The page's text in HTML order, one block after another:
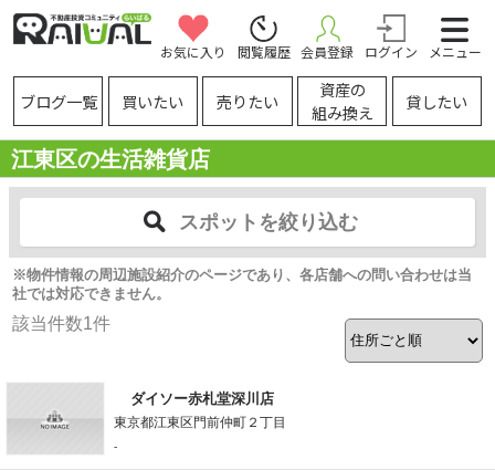
お気に入り 閲覧履歴 会員登録 ログイン メニュー
ブログ一覧 買いたい 売りたい
資産の
組み換え
貸したい
江東区の生活雑貨店
スポットを絞り込む
※物件情報の周辺施設紹介のページであり、各店舗への問い合わせは当
社では対応できません。
該当件数1件
ダイソー赤札堂深川店
東京都江東区門前仲町２丁目
-